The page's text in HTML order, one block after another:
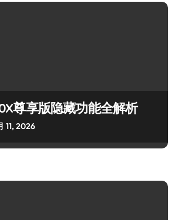
尊享版隐藏功能全解析
11, 2026